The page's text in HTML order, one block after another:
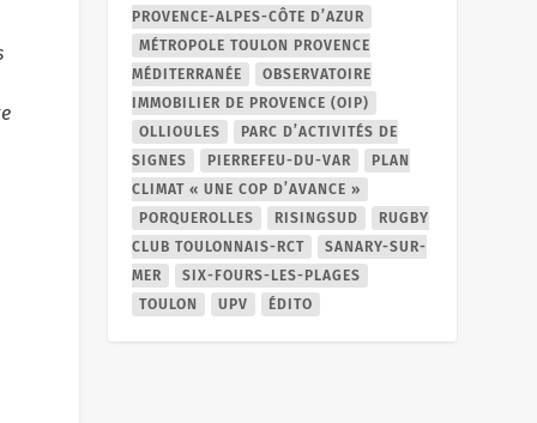
PROVENCE-ALPES-CÔTE D’AZUR
MÉTROPOLE TOULON PROVENCE
MÉDITERRANÉE
OBSERVATOIRE
IMMOBILIER DE PROVENCE (OIP)
OLLIOULES
PARC D’ACTIVITÉS DE
SIGNES
PIERREFEU-DU-VAR
PLAN
CLIMAT « UNE COP D’AVANCE »
PORQUEROLLES
RISINGSUD
RUGBY
CLUB TOULONNAIS-RCT
SANARY-SUR-
MER
SIX-FOURS-LES-PLAGES
TOULON
UPV ÉDITO